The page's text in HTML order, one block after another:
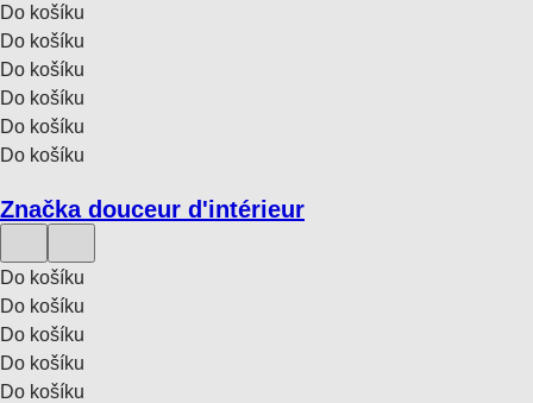
Do košíku
Do košíku
Do košíku
Do košíku
Do košíku
Do košíku
Značka douceur d'intérieur
Do košíku
Do košíku
Do košíku
Do košíku
Do košíku